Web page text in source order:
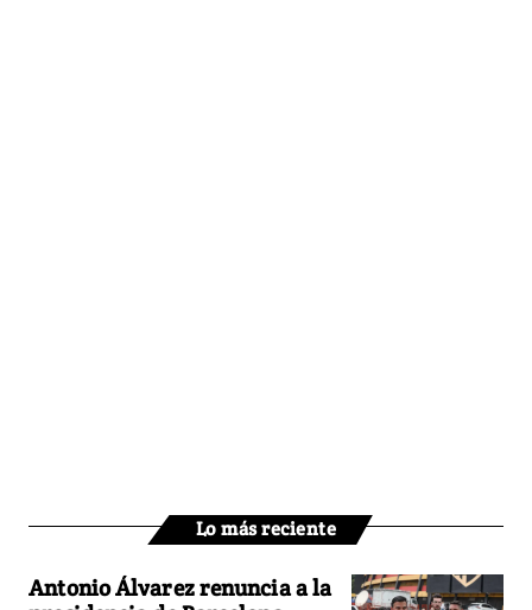
Lo más reciente
Antonio Álvarez renuncia a la